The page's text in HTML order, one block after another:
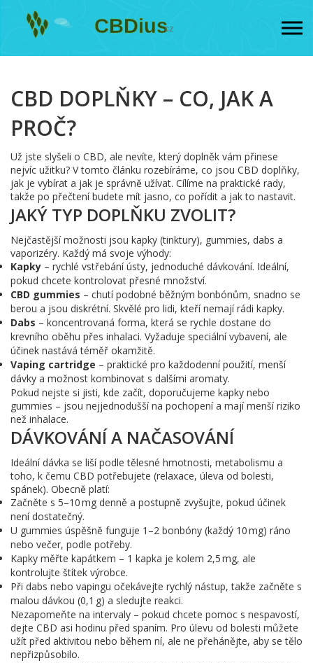
CBD DOPLŇKY – CO, JAK A
PROČ?
Už jste slyšeli o CBD, ale nevíte, který doplněk vám přinese
nejvíc užitku? V tomto článku rozebíráme, co jsou CBD doplňky,
jak je vybírat a jak je správně užívat. Cílíme na praktické rady,
takže po přečtení budete mít jasno, co pořídit a jak to nastavit.
JAKÝ TYP DOPLŇKU ZVOLIT?
Nejčastější možnosti jsou kapky (tinktury), gummies, dabs a
vaporizéry. Každý má svoje výhody:
Kapky – rychlé vstřebání ústy, jednoduché dávkování. Ideální,
pokud chcete kontrolovat přesné množství.
CBD gummies – chutí podobné běžným bonbónům, snadno se
berou a jsou diskrétní. Skvělé pro lidi, kteří nemají rádi kapky.
Dabs – koncentrovaná forma, která se rychle dostane do
krevního oběhu přes inhalaci. Vyžaduje speciální vybavení, ale
účinek nastává téměř okamžitě.
Vaping cartridge – praktické pro každodenní použití, menší
dávky a možnost kombinovat s dalšími aromaty.
Pokud nejste si jisti, kde začít, doporučujeme kapky nebo
gummies – jsou nejjednodušší na pochopení a mají menší riziko
než inhalace.
DÁVKOVÁNÍ A NAČASOVÁNÍ
Ideální dávka se liší podle tělesné hmotnosti, metabolismu a
toho, k čemu CBD potřebujete (relaxace, úleva od bolesti,
spánek). Obecně platí:
Začněte s 5–10 mg denně a postupně zvyšujte, pokud účinek
není dostatečný.
U gummies úspěšně funguje 1–2 bonbóny (každý 10 mg) ráno
nebo večer, podle potřeby.
Kapky měřte kapátkem – 1 kapka je kolem 2,5 mg, ale
kontrolujte štítek výrobce.
Při dabs nebo vapingu očekávejte rychlý nástup, takže začněte s
malou dávkou (0,1 g) a sledujte reakci.
Nezapomeňte na intervaly – pokud chcete pomoc s nespavostí,
dejte CBD asi hodinu před spaním. Pro úlevu od bolesti můžete
užít před aktivitou nebo během ní, ale ne přehánějte, aby se tělo
nepřizpůsobilo.